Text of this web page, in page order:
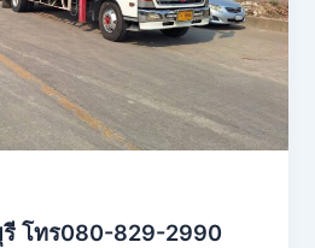
รี โทร080-829-2990